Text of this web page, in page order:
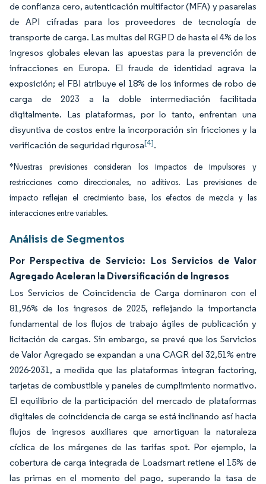
de confianza cero, autenticación multifactor (MFA) y pasarelas
de API cifradas para los proveedores de tecnología de
transporte de carga. Las multas del RGPD de hasta el 4% de los
ingresos globales elevan las apuestas para la prevención de
infracciones en Europa. El fraude de identidad agrava la
exposición; el FBI atribuye el 18% de los informes de robo de
carga de 2023 a la doble intermediación facilitada
digitalmente. Las plataformas, por lo tanto, enfrentan una
disyuntiva de costos entre la incorporación sin fricciones y la
verificación de seguridad rigurosa[4].
*Nuestras previsiones consideran los impactos de impulsores y
restricciones como direccionales, no aditivos. Las previsiones de
impacto reflejan el crecimiento base, los efectos de mezcla y las
interacciones entre variables.
Análisis de Segmentos
Por Perspectiva de Servicio: Los Servicios de Valor
Agregado Aceleran la Diversificación de Ingresos
Los Servicios de Coincidencia de Carga dominaron con el
81,96% de los ingresos de 2025, reflejando la importancia
fundamental de los flujos de trabajo ágiles de publicación y
licitación de cargas. Sin embargo, se prevé que los Servicios
de Valor Agregado se expandan a una CAGR del 32,51% entre
2026-2031, a medida que las plataformas integran factoring,
tarjetas de combustible y paneles de cumplimiento normativo.
El equilibrio de la participación del mercado de plataformas
digitales de coincidencia de carga se está inclinando así hacia
flujos de ingresos auxiliares que amortiguan la naturaleza
cíclica de los márgenes de las tarifas spot. Por ejemplo, la
cobertura de carga integrada de Loadsmart retiene el 15% de
las primas en el momento del pago, superando la tasa de